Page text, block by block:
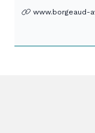
www.borgeaud-